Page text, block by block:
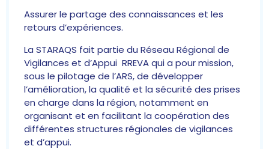
Assurer le partage des connaissances et les
retours d’expériences.
La STARAQS fait partie du Réseau Régional de
Vigilances et d’Appui RREVA qui a pour mission,
sous le pilotage de l’ARS, de développer
l’amélioration, la qualité et la sécurité des prises
en charge dans la région, notamment en
organisant et en facilitant la coopération des
différentes structures régionales de vigilances
et d’appui.